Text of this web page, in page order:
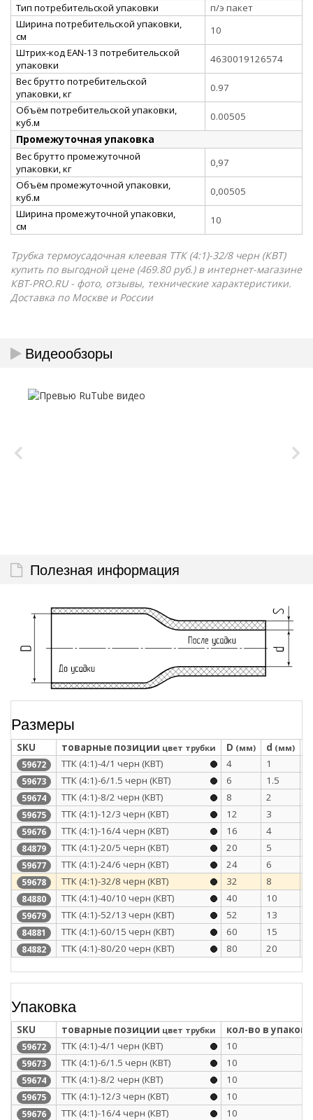
Тип потребительской упаковки
п/э пакет
Ширина потребительской упаковки,
см
10
Штрих-код EAN-13 потребительской
упаковки
4630019126574
Вес брутто потребительской
упаковки, кг
0.97
Объём потребительской упаковки,
куб.м
0.00505
Промежуточная упаковка
Вес брутто промежуточной
упаковки, кг
0,97
Объём промежуточной упаковки,
куб.м
0,00505
Ширина промежуточной упаковки,
см
10
Трубка термоусадочная клеевая ТТК (4:1)-32/8 черн (КВТ)
купить по выгодной цене (469.80 руб.) в интернет-магазине
КВТ-PRO.RU - фото, отзывы, технические характеристики.
Доставка по Москве и России
Видеообзоры
Полезная информация
Размеры
SKU товарные позиции цвет трубки D (мм) d (мм)
59672 ТТК (4:1)-4/1 черн (КВТ) 4 1
59673 ТТК (4:1)-6/1.5 черн (КВТ) 6 1.5
59674 ТТК (4:1)-8/2 черн (КВТ) 8 2
59675 ТТК (4:1)-12/3 черн (КВТ) 12 3
59676 ТТК (4:1)-16/4 черн (КВТ) 16 4
84879 ТТК (4:1)-20/5 черн (КВТ) 20 5
59677 ТТК (4:1)-24/6 черн (КВТ) 24 6
59678 ТТК (4:1)-32/8 черн (КВТ) 32 8
84880 ТТК (4:1)-40/10 черн (КВТ) 40 10
59679 ТТК (4:1)-52/13 черн (КВТ) 52 13
84881 ТТК (4:1)-60/15 черн (КВТ) 60 15
84882 ТТК (4:1)-80/20 черн (КВТ) 80 20
Упаковка
SKU товарные позиции цвет трубки кол-во в
59672 ТТК (4:1)-4/1 черн (КВТ) 10
59673 ТТК (4:1)-6/1.5 черн (КВТ) 10
59674 ТТК (4:1)-8/2 черн (КВТ) 10
59675 ТТК (4:1)-12/3 черн (КВТ) 10
59676 ТТК (4:1)-16/4 черн (КВТ) 10